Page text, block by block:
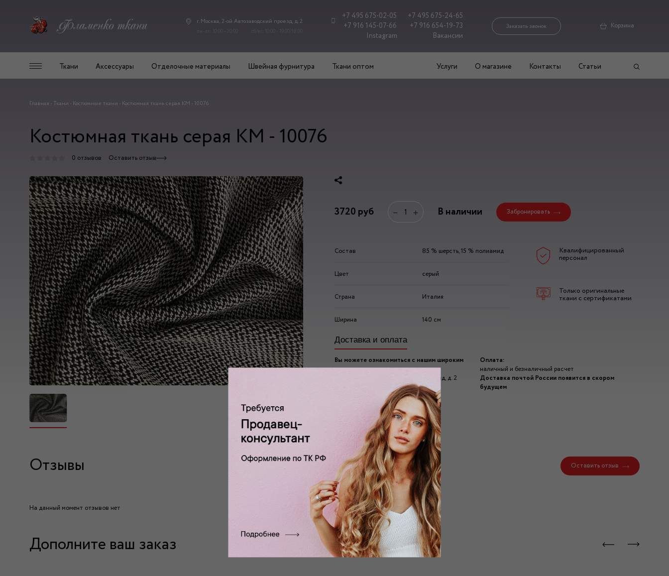
г. Москва, 2-ой Автозаводский проезд, д. 2
+7 495 675-02-05
+7 495 675-24-65
+7 916 145-07-66
+7 916 654-19-73
Instagram
Вакансии
Заказать звонок Корзина
Ткани Аксессуары Отделочные материалы Швейная фурнитура Ткани оптом Услуги О магазине Контакты Статьи
Главная - Ткани - Костюмные ткани - Костюмная ткань серая КМ - 10076
Костюмная ткань серая КМ - 10076
0 отзывов Оставить отзыв
3720 руб − + В наличии Забронировать
Состав 85 % шерсть, 15 % полиамид
Цвет серый
Страна Италия
Ширина 140 см
Квалифицированный
персонал
Только оригинальные
ткани с сертификатами
Доставка и оплата
Вы можете ознакомиться с нашим широким
ассортиментом по адресу:
г. Москва, 2-ой Автозаводский проезд, д. 2
пн-пт: 10.00 - 20.00
сб/вс: 10.00 - 19.00/18.00
Оплата:
наличный и безналичный расчет
Доставка почтой России появится в скором
будущем
Отзывы Оставить отзыв
На данный момент отзывов нет
Дополните ваш заказ